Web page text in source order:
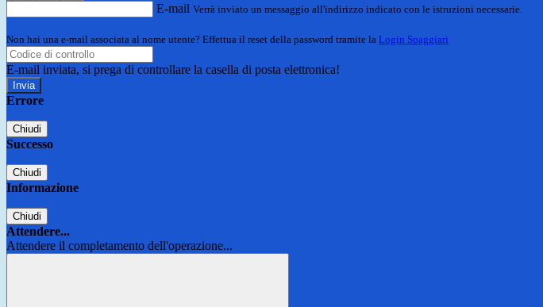
E-mail Verrà inviato un messaggio all'indirizzo indicato con le istruzioni necessarie.
Non hai una e-mail associata al nome utente? Effettua il reset della password tramite la Login Spaggiari
E-mail inviata, si prega di controllare la casella di posta elettronica!
Errore
Chiudi
Successo
Chiudi
Informazione
Chiudi
Attendere...
Attendere il completamento dell'operazione...